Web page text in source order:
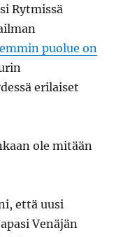
Rytmissä
puolue on
erilaiset
ole mitään
että uusi
Venäjän